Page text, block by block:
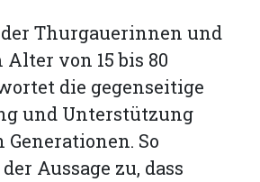
Thurgauerinnen und
von 15 bis 80
die gegenseitige
und Unterstützung
So
Aussage zu, dass